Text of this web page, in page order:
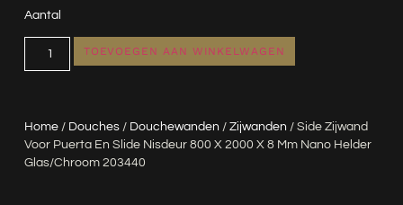
Home/ Douches/ Douchewanden / Zijwanden / Side Zijwand
Voor Puerta En Slide Nisdeur 800 X 2000 X 8 Mm Nano Helder
Glas/chroom 203440
Aantal
TOEVOEGEN AAN WINKELWAGEN